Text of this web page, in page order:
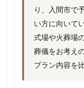
り、入間市で
い方に向いて
式場や火葬場
葬儀をお考え
プラン内容を